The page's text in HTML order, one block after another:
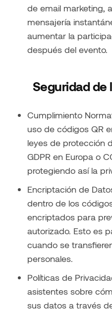
de email marketing,
mensajería
aumentar la
después del evento.
Seguridad de
Cumplimiento
uso de códigos QR
leyes de protección
GDPR en Europa o
protegiendo así la
Encriptación de
dentro de los
encriptados para
autorizado. Esto es
cuando se
personales.
Políticas de
asistentes sobre
sus datos a través